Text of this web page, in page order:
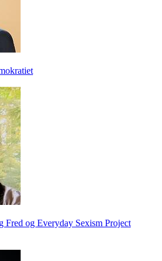
og Everyday Sexism Project